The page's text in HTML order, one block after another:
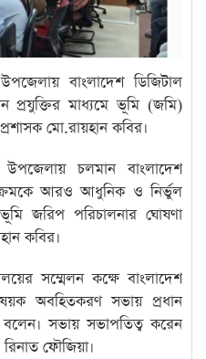
বাংলাদেশ ডিজিটাল
প্রযুক্তির মাধ্যমে ভূমি (জমি)
মো.রায়হান কবির।
চলমান বাংলাদেশ
আরও আধুনিক ও নির্ভুল
জরিপ পরিচালনার ঘোষণা
কবির।
সম্মেলন কক্ষে বাংলাদেশ
অবহিতকরণ সভায় প্রধান
সভায় সভাপতিত্ব করেন
ফৌজিয়া।